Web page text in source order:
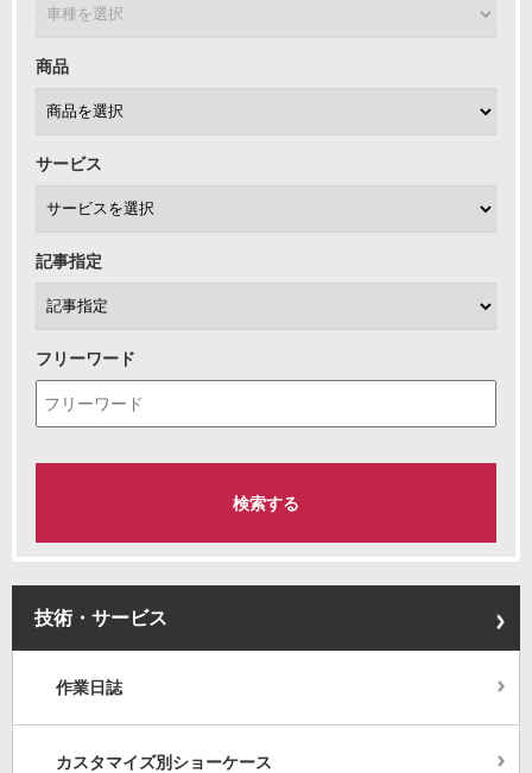
商品
サービス
記事指定
フリーワード
技術・サービス
作業日誌
カスタマイズ別ショーケース